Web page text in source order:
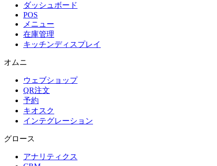
ダッシュボード
POS
メニュー
在庫管理
キッチンディスプレイ
オムニ
ウェブショップ
QR注文
予約
キオスク
インテグレーション
グロース
アナリティクス